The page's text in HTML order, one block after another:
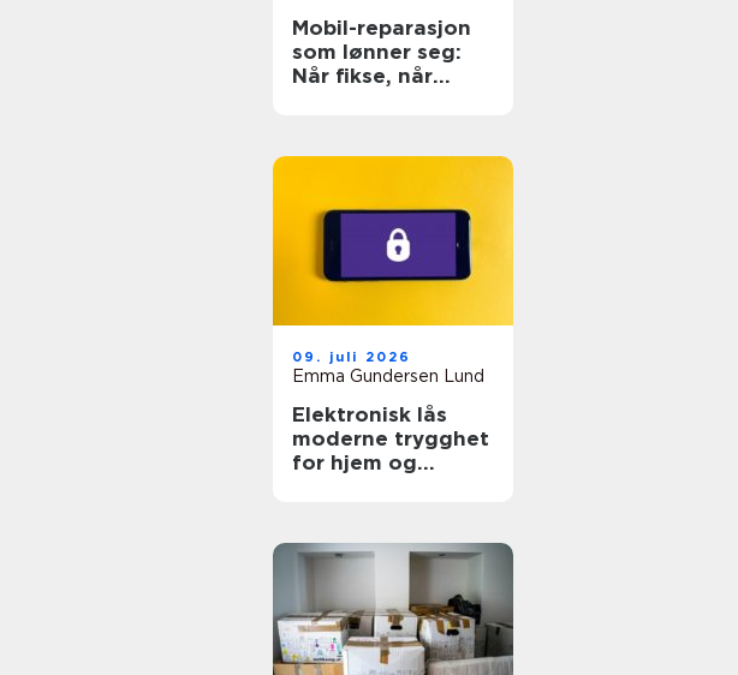
Mobil-reparasjon
som lønner seg:
Når fikse, når
09. juli 2026
Emma Gundersen Lund
Elektronisk lås
moderne trygghet
for hjem og